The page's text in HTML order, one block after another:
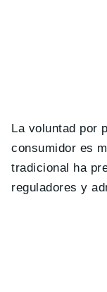
La voluntad por
consumidor es
tradicional ha
reguladores y